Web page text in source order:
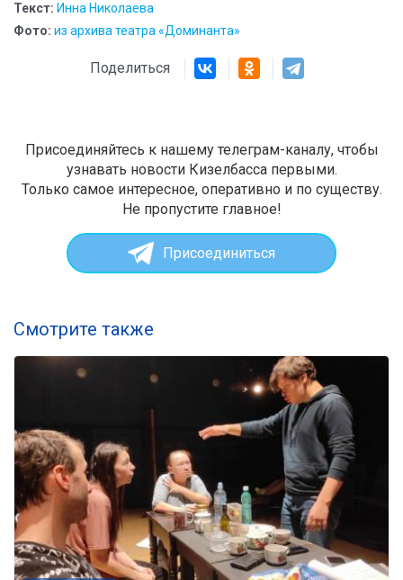
Текст: Инна Николаева
Фото: из архива театра «Доминанта»
Поделиться
Присоединяйтесь к нашему телеграм-каналу, чтобы
узнавать новости Кизелбасса первыми.
Только самое интересное, оперативно и по существу.
Не пропустите главное!
Присоединиться
Смотрите также